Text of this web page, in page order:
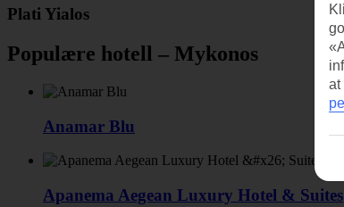
Plati Yialos
Populære hotell – Mykonos
Anamar Blu
Apanema Aegean Luxury Hotel & Suites
at